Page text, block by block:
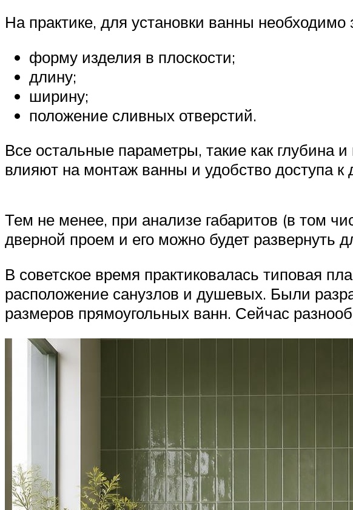
На практике, для установки ванны
форму изделия в плоскости;
длину;
ширину;
положение сливных отверстий.
Все остальные параметры, такие как глубина
влияют на монтаж ванны и удобство доступа к
Тем не менее, при анализе габаритов (в том
дверной проем и его можно будет развернуть
В советское время практиковалась типовая
расположение санузлов и душевых. Были
размеров прямоугольных ванн. Сейчас